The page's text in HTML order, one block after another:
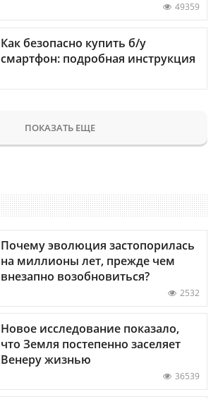
49359
Как безопасно купить б/у
смартфон: подробная инструкция
ПОКАЗАТЬ ЕЩЕ
Почему эволюция застопорилась
на миллионы лет, прежде чем
внезапно возобновиться?
2532
Новое исследование показало,
что Земля постепенно заселяет
Венеру жизнью
36539